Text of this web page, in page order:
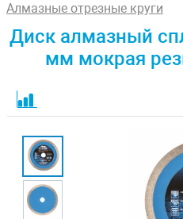
Алмазные отрезные круги
Диск алмазный
мм мокрая